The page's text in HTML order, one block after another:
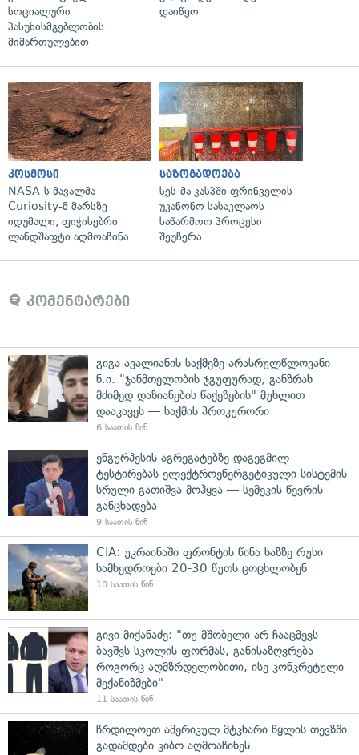
სოციალური
პასუხისმგებლობის
მიმართულებით
დაიწყო
კოსმოსი
NASA-ს მავალმა
Curiosity-მ მარსზე
იდუმალი, ფიჭისებრი
ლანდშაფტი აღმოაჩინა
საზოგადოება
სეს-მა კასპში ფრინველის
უკანონო სასაკლაოს
საწარმოო პროცესი
შეუჩერა
კომენტარები
გიგა ავალიანის საქმეზე არასრულწლოვანი
ნ.ი. "ჯანმთელობის ჯგუფურად, განზრახ
მძიმედ დაზიანების წაქეზების" მუხლით
დააკავეს — საქმის პროკურორი
6 საათის წინ
ენგურჰესის აგრეგატებზე დაგეგმილ
ტესტირებას ელექტროენერგეტიკული სისტემის
სრული გათიშვა მოჰყვა — სემეკის წევრის
განცხადება
9 საათის წინ
CIA: უკრაინაში ფრონტის წინა ხაზზე რუსი
სამხედროები 20-30 წუთს ცოცხლობენ
10 საათის წინ
გივი მიქანაძე: "თუ მშობელი არ ჩააცმევს
ბავშვს სკოლის ფორმას, განისაზღვრება
როგორც აღმზრდელობითი, ისე კონკრეტული
მექანიზმები"
11 საათის წინ
ჩრდილოეთ ამერიკულ მტკნარი წყლის თევზში
გადამდები კიბო აღმოაჩინეს